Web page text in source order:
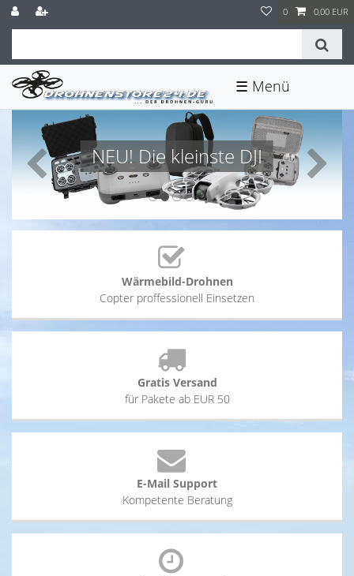
0 0,00 EUR
☰
NEU! Die kleinste DJI
Wärmebild-Drohnen
Copter proffessionell Einsetzen
Gratis Versand
für Pakete ab EUR 50
E-Mail Support
Kompetente Beratung